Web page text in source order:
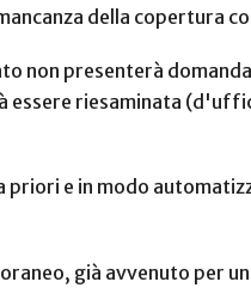
della copertura
non presenterà domanda
essere riesaminata
e in modo
già avvenuto per